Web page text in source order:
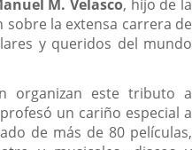
M. Velasco, hijo de la
sobre la extensa carrera de
y queridos del mundo
organizan este tributo a
un cariño especial a
de más de 80 películas,